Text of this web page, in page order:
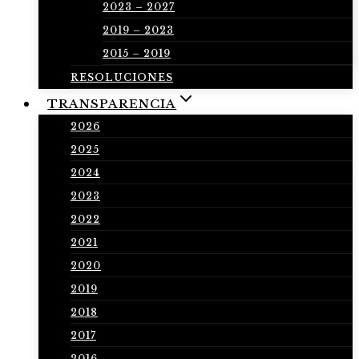
2023 – 2027
2019 – 2023
2015 – 2019
RESOLUCIONES
TRANSPARENCIA
2026
2025
2024
2023
2022
2021
2020
2019
2018
2017